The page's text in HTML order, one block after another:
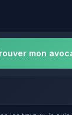
mon